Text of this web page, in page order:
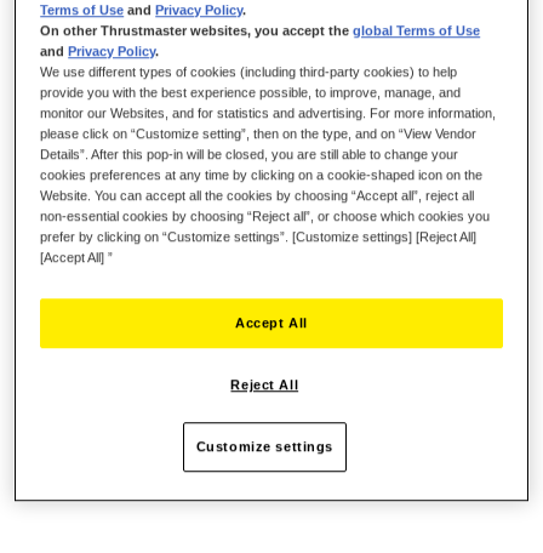
DOMINA L'ASFALTO. DETTA TU LE
REGOLE.
Volante rimuovibile con forma a "U" (31 cm di diametro)
rivestito in pelle sintetica traforata con corte leve del cambio
suo hub rimuovibile, combinando volanti rimuovibili e leve del
cambio di diverse forme e dimensioni.
Terms of Use and Privacy Policy.
On other Thrustmaster websites, you accept theglobal Terms of Use
and Privacy Policy.
We use different types of cookies (including third-party cookies) to help
provide you with the best experience possible, to improve, manage, and
monitor our Websites, and for statistics and advertising. For more information,
please click on “Customize setting”, then on the type, and on “View Vendor
Details”. After this pop-in will be closed, you are still able to change your
cookies preferences at any time by clicking on a cookie-shaped icon on the
Website. You can accept all the cookies by choosing “Accept all”, reject all
non-essential cookies by choosing “Reject all”, or choose which cookies you
prefer by clicking on “Customize settings”. [Customize settings] [Reject All]
[Accept All] ”
Reject All
Accept All
Customize settings